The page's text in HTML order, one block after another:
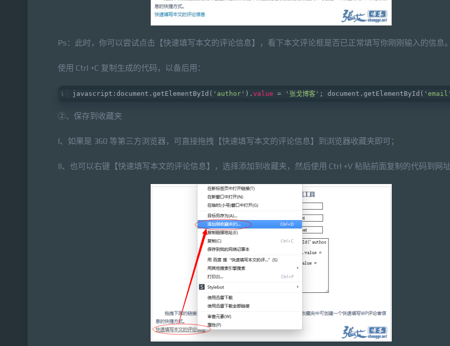
Ps：此时，你可以尝试点击【快速填写本文的评论信息】，看下本文评论框是否已正常填写你刚刚输入的信息
使用 Ctrl +C 复制生成的代码，以备后用：
javascript:document.getElementById( 'author' ). value = '张戈博客' ; document.getElementById(
②、保存到收藏夹
I、如果是 360 等第三方浏览器，可直接拖拽【快速填写本文的评论信息】到浏览器收藏夹即可；
II、也可以右键【快速填写本文的评论信息】，选择添加到收藏夹，然后使用 Ctrl +V 粘贴前面复制的代码到网